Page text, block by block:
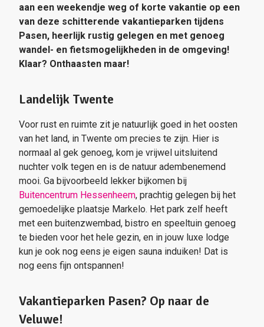
aan een weekendje weg of korte vakantie op een
van deze schitterende vakantieparken tijdens
Pasen, heerlijk rustig gelegen en met genoeg
wandel- en fietsmogelijkheden in de omgeving!
Klaar? Onthaasten maar!
Landelijk Twente
Voor rust en ruimte zit je natuurlijk goed in het oosten
van het land, in Twente om precies te zijn. Hier is
normaal al gek genoeg, kom je vrijwel uitsluitend
nuchter volk tegen en is de natuur adembenemend
mooi. Ga bijvoorbeeld lekker bijkomen bij
Buitencentrum Hessenheem, prachtig gelegen bij het
gemoedelijke plaatsje Markelo. Het park zelf heeft
met een buitenzwembad, bistro en speeltuin genoeg
te bieden voor het hele gezin, en in jouw luxe lodge
kun je ook nog eens je eigen sauna induiken! Dat is
nog eens fijn ontspannen!
Vakantieparken Pasen? Op naar de
Veluwe!